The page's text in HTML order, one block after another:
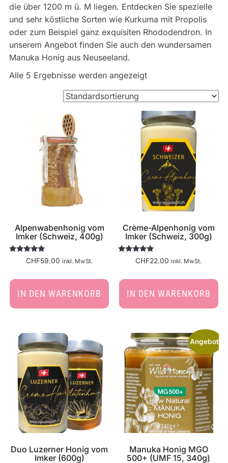
die über 1200 m ü. M liegen. Entdecken Sie spezielle
und sehr köstliche Sorten wie Kurkuma mit Propolis
oder zum Beispiel ganz exquisiten Rhododendron. In
unserem Angebot finden Sie auch den wundersamen
Manuka Honig aus Neuseeland.
Alle 5 Ergebnisse werden angezeigt
Alpenwabenhonig vom
Imker (Schweiz, 400g)
Bewertet
mit
von 5
CHF59.00 inkl. MwSt.
IN DEN WARENKORB
Crème-Alpenhonig vom
Imker (Schweiz, 300g)
Bewertet
mit
von 5
CHF22.00 inkl. MwSt.
IN DEN WARENKORB
Duo Luzerner Honig vom
Imker (600g)
Angebot!
Manuka Honig MGO
500+ (UMF 15, 340g)